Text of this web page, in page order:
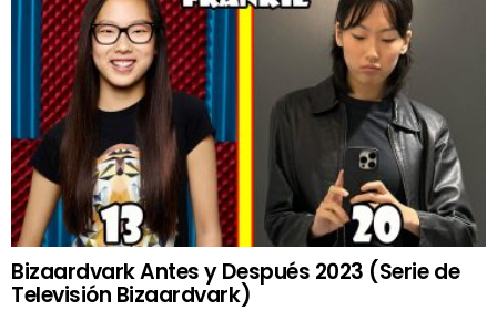
Bizaardvark Antes y Después 2023 (Serie de
Televisión Bizaardvark)